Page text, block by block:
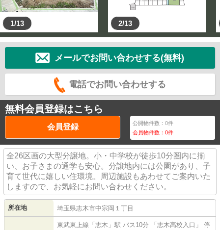
1/13 2/13
メールでお問い合わせする(無料)
電話でお問い合わせする
無料会員登録はこちら
会員登録 公開物件数：0件
会員物件数：0件
全26区画の大型分譲地。小・中学校が徒歩10分圏内に揃
い、お子さまの通学も安心。分譲地内には公園があり、子
育て世代に嬉しい住環境。周辺施設もあわせてご案内いた
しますので、お気軽にお問い合わせください。
所在地 埼玉県志木市中宗岡 １丁目
東武東上線 「 志木 」駅 バス10分 「志木高校入口」 停